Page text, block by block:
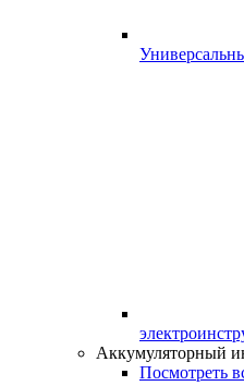
Аккумуляторный
Посмотреть